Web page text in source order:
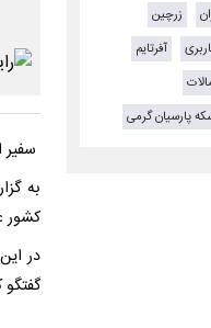
سفیر
به
کشور
در
گفتگو
زرچین
آفرتایم
پارسیان گرمی